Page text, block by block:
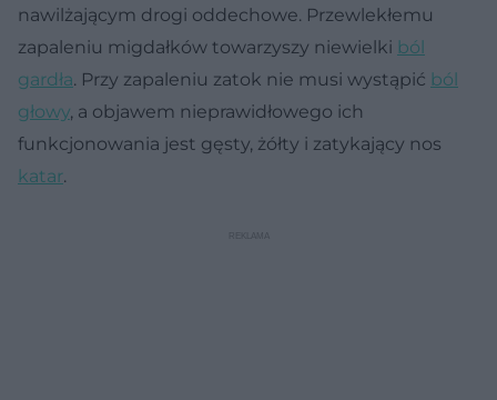
nawilżającym drogi oddechowe. Przewlekłemu
zapaleniu migdałków towarzyszy niewielki ból
gardła. Przy zapaleniu zatok nie musi wystąpić ból
głowy, a objawem nieprawidłowego ich
funkcjonowania jest gęsty, żółty i zatykający nos
katar.